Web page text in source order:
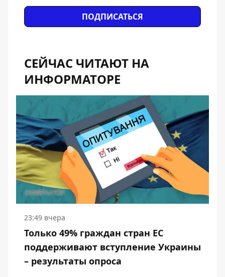
ПОДПИСАТЬСЯ
СЕЙЧАС ЧИТАЮТ НА
ИНФОРМАТОРЕ
23:49 вчера
Только 49% граждан стран ЕС
поддерживают вступление Украины
– результаты опроса